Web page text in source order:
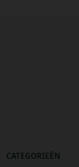
CATEGORIEËN